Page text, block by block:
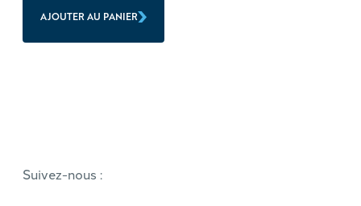
AJOUTER AU PANIER
Suivez-nous :